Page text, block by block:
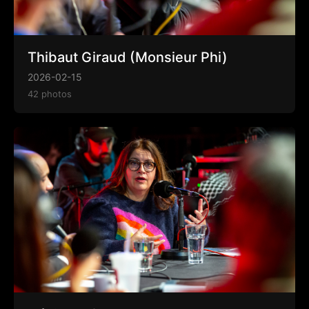
Thibaut Giraud (Monsieur Phi)
2026-02-15
42 photos